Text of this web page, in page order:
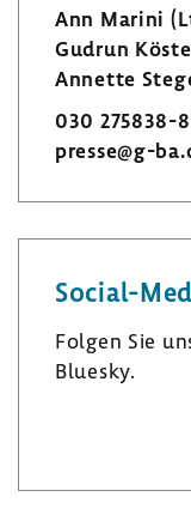
Ann Marini
Gudrun
Annette
030 275838-​
presse@g-
Social-​
Folgen Sie
Bluesky.
n
s
u